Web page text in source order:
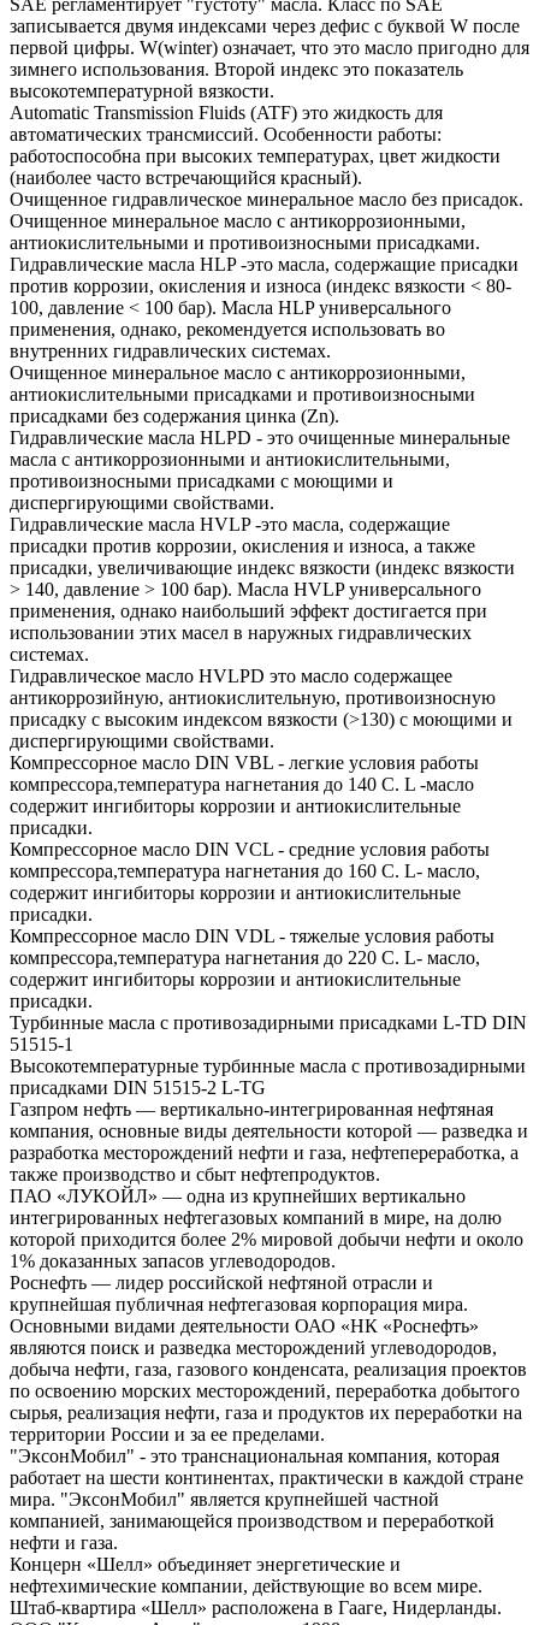
SAE регламентирует "густоту" масла. Класс по SAE
записывается двумя индексами через дефис с буквой W после
первой цифры. W(winter) означает, что это масло пригодно для
зимнего использования. Второй индекс это показатель
высокотемпературной вязкости.
Automatic Transmission Fluids (ATF) это жидкость для
автоматических трансмиссий. Особенности работы:
работоспособна при высоких температурах, цвет жидкости
(наиболее часто встречающийся красный).
Очищенное гидравлическое минеральное масло без присадок.
Очищенное минеральное масло с антикоррозионными,
антиокислительными и противоизносными присадками.
Гидравлические масла HLP -это масла, содержащие присадки
против коррозии, окисления и износа (индекс вязкости < 80-
100, давление < 100 бар). Масла HLP универсального
применения, однако, рекомендуется использовать во
внутренних гидравлических системах.
Очищенное минеральное масло с антикоррозионными,
антиокислительными присадками и противоизносными
присадками без содержания цинка (Zn).
Гидравлические масла HLPD - это очищенные минеральные
масла с антикоррозионными и антиокислительными,
противоизносными присадками с моющими и
диспергирующими свойствами.
Гидравлические масла HVLP -это масла, содержащие
присадки против коррозии, окисления и износа, а также
присадки, увеличивающие индекс вязкости (индекс вязкости
> 140, давление > 100 бар). Масла HVLP универсального
применения, однако наибольший эффект достигается при
использовании этих масел в наружных гидравлических
системах.
Гидравлическое масло HVLPD это масло содержащее
антикоррозийную, антиокислительную, противоизносную
присадку с высоким индексом вязкости (>130) с моющими и
диспергирующими свойствами.
Компрессорное масло DIN VBL - легкие условия работы
компрессора,температура нагнетания до 140 С. L -масло
содержит ингибиторы коррозии и антиокислительные
присадки.
Компрессорное масло DIN VCL - средние условия работы
компрессора,температура нагнетания до 160 С. L- масло,
содержит ингибиторы коррозии и антиокислительные
присадки.
Компрессорное масло DIN VDL - тяжелые условия работы
компрессора,температура нагнетания до 220 С. L- масло,
содержит ингибиторы коррозии и антиокислительные
присадки.
Турбинные масла с противозадирными присадками L-TD DIN
51515-1
Высокотемпературные турбинные масла с противозадирными
присадками DIN 51515-2 L-TG
Газпром нефть — вертикально-интегрированная нефтяная
компания, основные виды деятельности которой — разведка и
разработка месторождений нефти и газа, нефтепереработка, а
также производство и сбыт нефтепродуктов.
ПАО «ЛУКОЙЛ» — одна из крупнейших вертикально
интегрированных нефтегазовых компаний в мире, на долю
которой приходится более 2% мировой добычи нефти и около
1% доказанных запасов углеводородов.
Роснефть — лидер российской нефтяной отрасли и
крупнейшая публичная нефтегазовая корпорация мира.
Основными видами деятельности ОАО «НК «Роснефть»
являются поиск и разведка месторождений углеводородов,
добыча нефти, газа, газового конденсата, реализация проектов
по освоению морских месторождений, переработка добытого
сырья, реализация нефти, газа и продуктов их переработки на
территории России и за ее пределами.
"ЭксонМобил" - это транснациональная компания, которая
работает на шести континентах, практически в каждой стране
мира. "ЭксонМобил" является крупнейшей частной
компанией, занимающейся производством и переработкой
нефти и газа.
Концерн «Шелл» объединяет энергетические и
нефтехимические компании, действующие во всем мире.
Штаб-квартира «Шелл» расположена в Гааге, Нидерланды.